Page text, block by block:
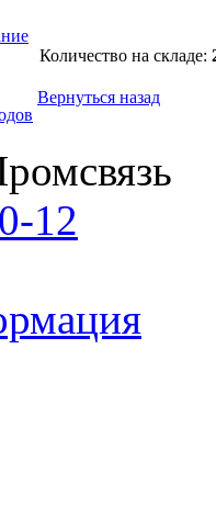
Количество на складе:
Вернуться назад
12